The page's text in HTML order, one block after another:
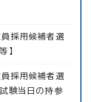
採用候補者選
】
採用候補者選
験当日の持参